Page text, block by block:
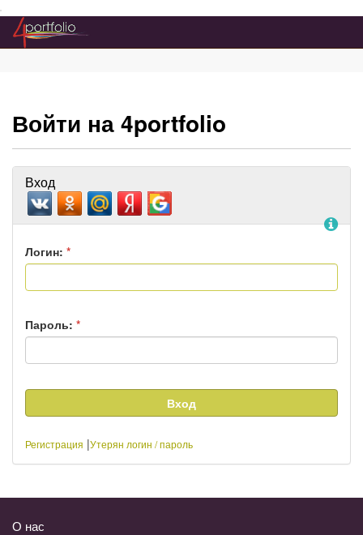
Преейти на главное меню
Войти на 4portfolio
Вход
Логин: *
Пароль: *
Регистрация |Утерян логин / пароль
О нас